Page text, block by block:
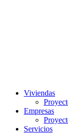
Viviendas
Empresas
Servicios